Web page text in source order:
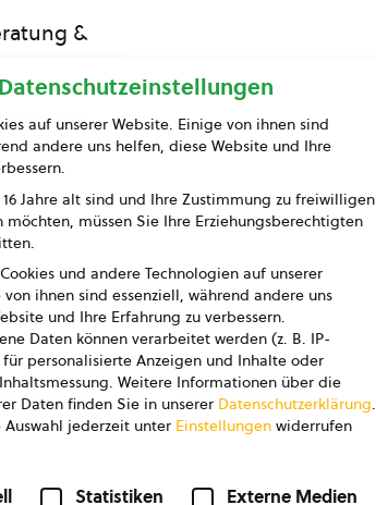
&
AGB AGB Marketing GmbH
Datenschutzeinstellungen
auf unserer Website. Einige von ihnen sind
andere uns helfen, diese Website und Ihre
Jahre alt sind und Ihre Zustimmung zu freiwilligen
möchten, müssen Sie Ihre Erziehungsberechtigten
und andere Technologien auf unserer
ihnen sind essenziell, während andere uns
und Ihre Erfahrung zu verbessern.
Daten können verarbeitet werden (z. B. IP-
für personalisierte Anzeigen und Inhalte oder
Weitere Informationen über die
Daten finden Sie in unserer Datenschutzerklärung.
Auswahl jederzeit unter Einstellungen widerrufen
Statistiken Externe Medien